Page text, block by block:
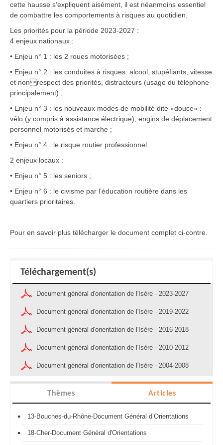
cette hausse s’expliquent aisément, il est néanmoins essentiel
de combattre les comportements à risques au quotidien.
Les priorités pour la période 2023-2027 :
4 enjeux nationaux :
• Enjeu n° 1 : les 2 roues motorisées ;
• Enjeu n° 2 : les conduites à risques: alcool, stupéfiants, vitesse
et nonrespect des priorités, distracteurs (usage du téléphone
principalement) ;
• Enjeu n° 3 : les nouveaux modes de mobilité dite «douce» :
vélo (y compris à assistance électrique), engins de déplacement
personnel motorisés et marche ;
• Enjeu n° 4 : le risque routier professionnel.
2 enjeux locaux :
• Enjeu n° 5 : les seniors ;
• Enjeu n° 6 : le civisme par l’éducation routière dans les
quartiers prioritaires.
Pour en savoir plus télécharger le document complet ci-contre.
Téléchargement(s)
Document général d'orientation de l'Isère - 2023-2027
Document général d'orientation de l'Isère - 2019-2022
Document général d'orientation de l'Isère - 2016-2018
Document général d'orientation de l'Isère - 2010-2012
Document général d'orientation de l'Isère - 2004-2008
Thèmes Articles
13-Bouches-du-Rhône-Document Général d’Orientations
18-Cher-Document Général d'Orientations